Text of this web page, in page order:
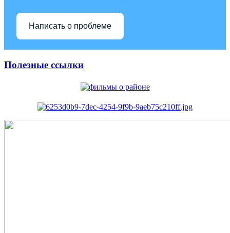
Написать о проблеме
Полезные ссылки